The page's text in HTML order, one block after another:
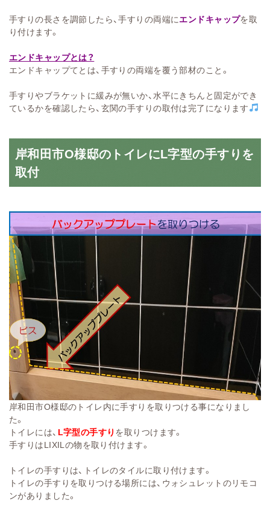
手すりの長さを調節したら、手すりの両端にエンドキャップを取
り付けます。
エンドキャップとは？
エンドキャップてとは、手すりの両端を覆う部材のこと。
手すりやブラケットに緩みが無いか、水平にきちんと固定ができ
ているかを確認したら、玄関の手すりの取付は完了になります
岸和田市O様邸のトイレにL字型の手すりを
取付
岸和田市O様邸のトイレ内に手すりを取りつける事になりまし
た。
トイレには、 L字型の手すり を取りつけます。
手すりはLIXILの物を取り付けます。
トイレの手すりは、トイレのタイルに取り付けます。
トイレの手すりを取りつける場所には、ウォシュレットのリモコ
ンがありました。